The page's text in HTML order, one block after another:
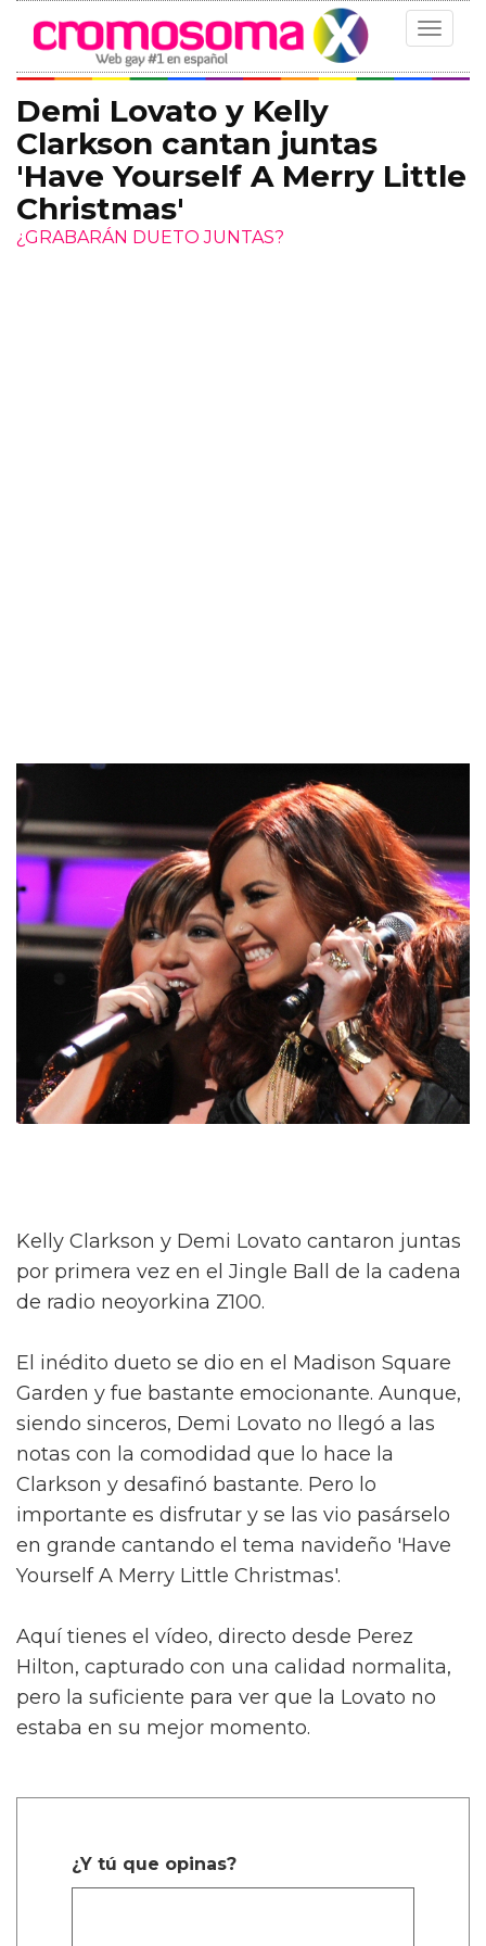
Toggle
Demi Lovato y Kelly
Clarkson cantan juntas
'Have Yourself A Merry Little
Christmas'
¿GRABARÁN DUETO JUNTAS?
Kelly Clarkson y Demi Lovato cantaron juntas
por primera vez en el Jingle Ball de la cadena
de radio neoyorkina Z100.
El inédito dueto se dio en el Madison Square
Garden y fue bastante emocionante. Aunque,
siendo sinceros, Demi Lovato no llegó a las
notas con la comodidad que lo hace la
Clarkson y desafinó bastante. Pero lo
importante es disfrutar y se las vio pasárselo
en grande cantando el tema navideño 'Have
Yourself A Merry Little Christmas'.
Aquí tienes el vídeo, directo desde Perez
Hilton, capturado con una calidad normalita,
pero la suficiente para ver que la Lovato no
estaba en su mejor momento.
¿Y tú que opinas?